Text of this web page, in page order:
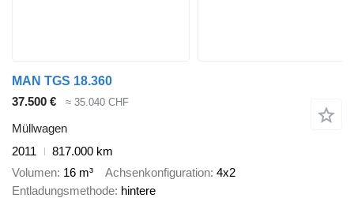
MAN TGS 18.360
37.500 €
≈ 35.040 CHF
Müllwagen
2011
817.000 km
Volumen 16 m³ Achsenkonfiguration 4x2
Entladungsmethode hintere